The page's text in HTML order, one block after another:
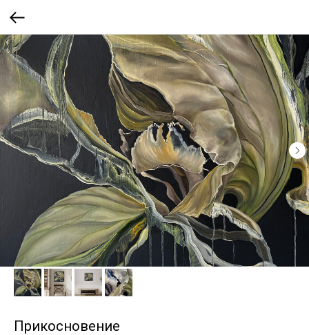
Прикосновение